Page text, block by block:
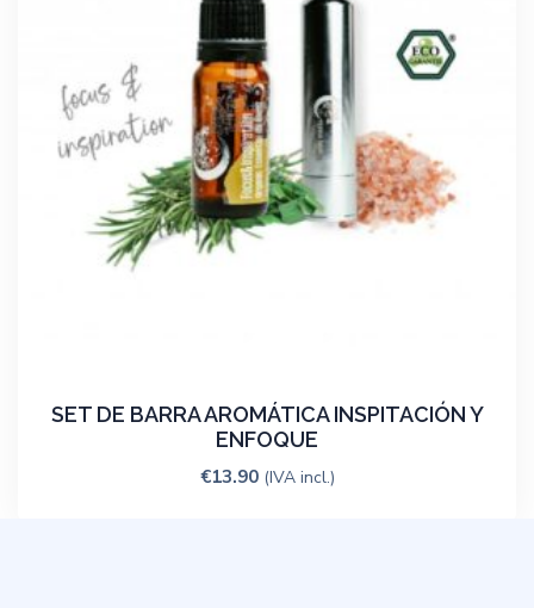
SET DE BARRA AROMÁTICA INSPITACIÓN Y
ENFOQUE
€13.90 (IVA incl.)